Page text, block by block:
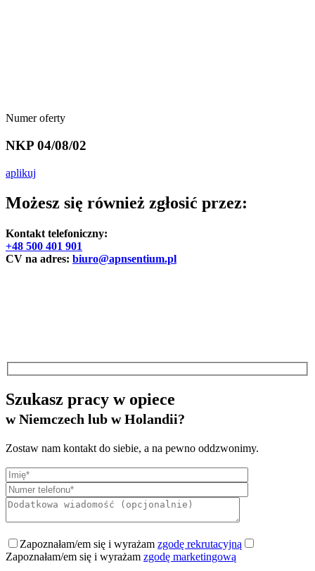
Numer oferty
NKP 04/08/02
aplikuj
Możesz się również zgłosić przez:
Kontakt telefoniczny:
+48 500 401 901
CV na adres: biuro@apnsentium.pl
Szukasz pracy w opiece
w Niemczech lub w Holandii?
Zostaw nam kontakt do siebie, a na pewno oddzwonimy.
Zapoznałam/em się i wyrażam zgodę rekrutacyjną
Zapoznałam/em się i wyrażam zgodę marketingową